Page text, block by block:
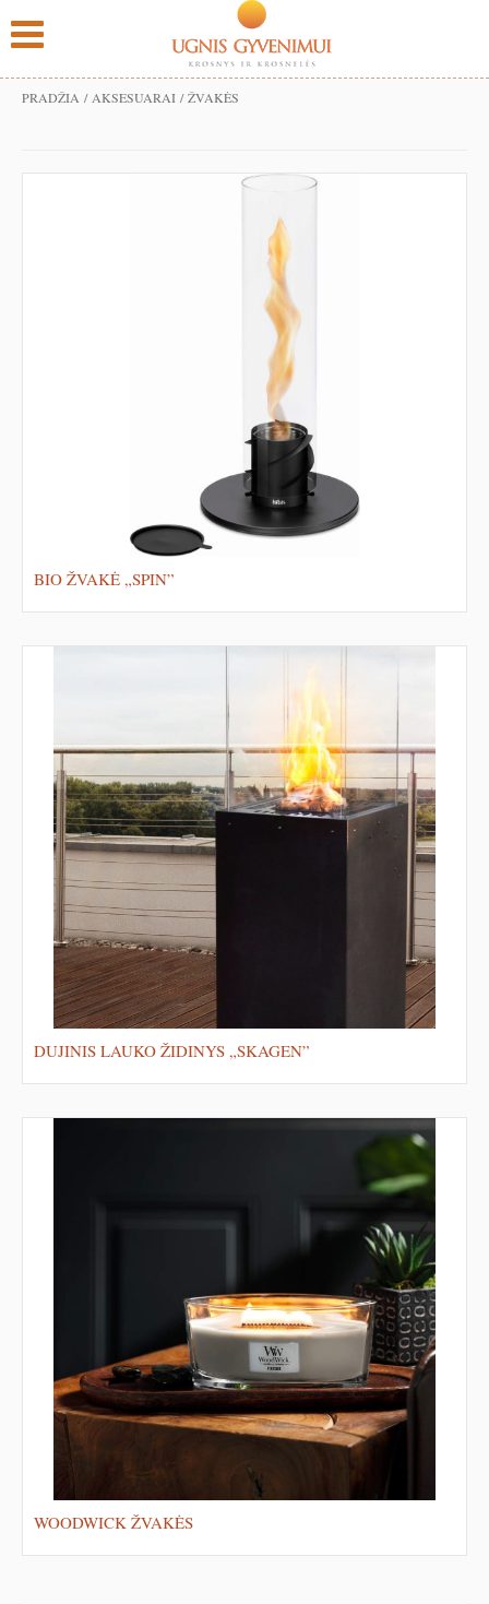
PRADŽIA / AKSESUARAI / ŽVAKĖS
BIO ŽVAKĖ „SPIN”
DUJINIS LAUKO ŽIDINYS „SKAGEN”
WOODWICK ŽVAKĖS